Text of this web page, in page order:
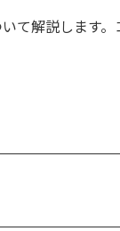
て解説します